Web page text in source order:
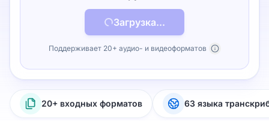
Загрузка...
Поддерживает 20+ аудио- и видеоформатов
20+ входных форматов 63 языка